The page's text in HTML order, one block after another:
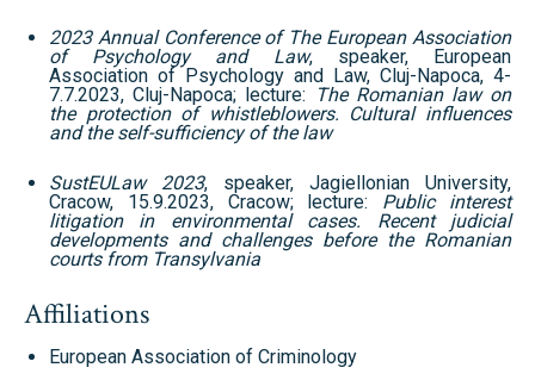
2023 Annual Conference of The European Association
of Psychology and Law, speaker, European
Association of Psychology and Law, Cluj-Napoca, 4-
7.7.2023, Cluj-Napoca; lecture:
The Romanian law on
the protection of whistleblowers. Cultural influences
and the self-sufficiency of the law
SustEULaw 2023, speaker, Jagiellonian University,
Cracow, 15.9.2023, Cracow; lecture: Public interest
litigation in environmental cases. Recent judicial
developments and challenges before the Romanian
courts from Transylvania
Affiliations
European Association of Criminology